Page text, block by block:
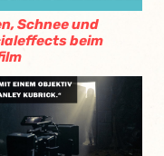
Schnee und
beim